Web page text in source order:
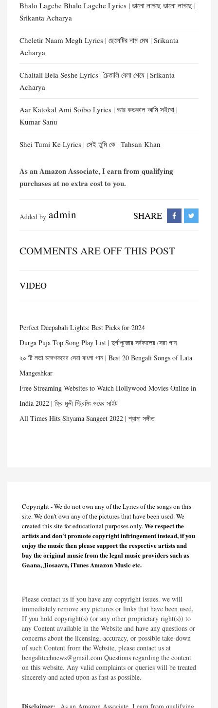
Bhalo Lagche Bhalo Lagche Lyrics | ভালো লাগছে ভালো লাগছে |
Srikanta Acharya
Cheletir Naam Megh Lyrics | ছেলেটির নাম মেঘ | Srikanta
Acharya
Chaitali Bela Seshe Lyrics | চৈতালি বেলা শেষে | Srikanta
Acharya
Aar Katokal Ami Soibo Lyrics | আর কতকাল আমি সইবো |
Kumar Sanu
Shei Tumi Ke Lyrics | সেই তুমি কে | Tahsan Khan
As an Amazon Associate, I earn from qualifying
purchases at no extra cost to you.
Added by admin SHARE
COMMENTS ARE OFF THIS POST
VIDEO
Perfect Deepabali Lights: Best Picks for 2024
Durga Puja Top Song Play List | দুর্গাপুজোর সর্বকালের সেরা গান
২০ টি লতা মঙ্গেশকরের সেরা বাংলা গান | Best 20 Bengali Songs of Lata
Mangeshkar
Free Streaming Websites to Watch Hollywood Movies Online in
India 2022 | ফ্রি মুভী স্ট্রিমিং ওয়েব সাইট
All Times Hits Shyama Sangeet 2022 | শ্যামা সঙ্গীত
Copyright - We do not own any of the Lyrics of the songs on this
site. We don't own any of the pictures that have been used. We
created this site for educational purposes only.We respect the
artists and don't promote copyright infringement instead, if you
enjoy the music then please support the respective artists and
buy the original music from the legal music providers such as
Gaana, Jiosaavn, iTunes Amazon Music etc.
Please contact us if you have any copyright issues. we will
immediately remove any pictures or links that have been used.
If you hold copyright(s) (or any other proprietary right(s)) to
any Content available in the Website and have any questions or
concerns about the licensing, accuracy, or possible take-down
of such Content from the Website, please contact us at
bengalitechnews@gmail.com Questions regarding the content
on this website. Any valid complaints or queries will be treated
sincerely and acted upon as fast as possible.​